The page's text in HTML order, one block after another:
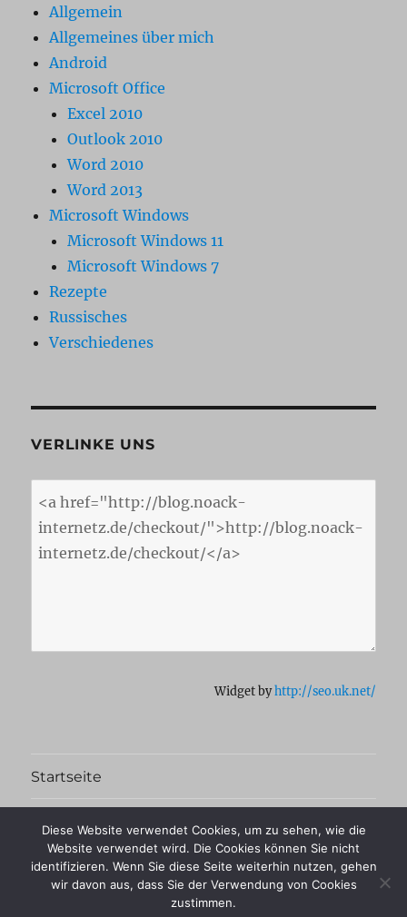
Allgemein
Allgemeines über mich
Android
Microsoft Office
Excel 2010
Outlook 2010
Word 2010
Word 2013
Microsoft Windows
Microsoft Windows 11
Microsoft Windows 7
Rezepte
Russisches
Verschiedenes
VERLINKE UNS
Widget byhttp://seo.uk.net/
Startseite
Impressum
Diese Website verwendet Cookies, um zu sehen, wie die
Website verwendet wird. Die Cookies können Sie nicht
identifizieren. Wenn Sie diese Seite weiterhin nutzen, gehen
wir davon aus, dass Sie der Verwendung von Cookies
zustimmen.